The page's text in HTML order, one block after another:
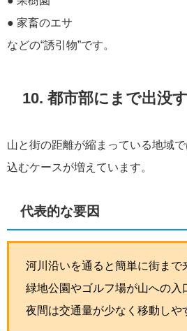
● 家畜のエサ
などの“誘引物”です。
10. 都市部にまで出没
山と街の距離が縮まっている地域
込むケースが増えています。
代表的な要因
河川沿いを通ると簡単に街まで
緑地公園やゴルフ場が山への入
夜間は交通量が少なく移動しや